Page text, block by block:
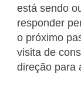
está sendo
responder
o próximo
visita de
direção para